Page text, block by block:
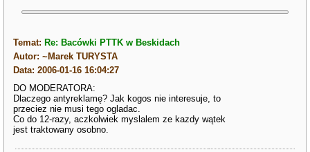
Temat: Re: Bacówki PTTK w Beskidach
Autor: ~Marek TURYSTA
Data: 2006-01-16 16:04:27
DO MODERATORA:
Dlaczego antyreklamę? Jak kogos nie interesuje, to
przeciez nie musi tego ogladac.
Co do 12-razy, aczkolwiek myslalem ze kazdy wątek
jest traktowany osobno.